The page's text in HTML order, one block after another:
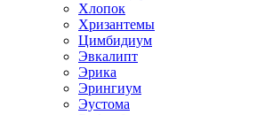
Хлопок
Хризантемы
Цимбидиум
Эвкалипт
Эрика
Эрингиум
Эустома